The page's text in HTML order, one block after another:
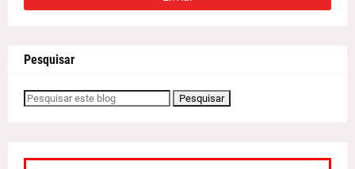
Pesquisar